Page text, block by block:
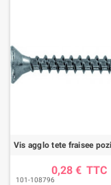
0,28 € TTC
101-108796